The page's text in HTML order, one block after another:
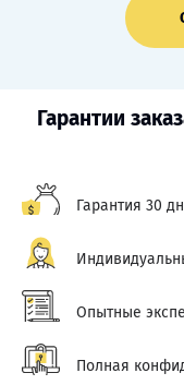
Гарантии
Гарантия 30
Опытные
Полная